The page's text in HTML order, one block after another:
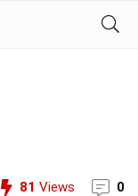
81 Views 0